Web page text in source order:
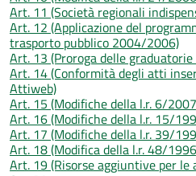
Art. 11 (Società regionali
Art. 12 (Applicazione del
trasporto pubblico 2004/2006)
Art. 13 (Proroga delle graduatorie
Art. 14 (Conformità degli atti
Attiweb)
Art. 15 (Modifiche della l.r. 6/
Art. 16 (Modifiche della l.r. 15/
Art. 17 (Modifiche della l.r. 39/
Art. 18 (Modifica della l.r. 48/
Art. 19 (Risorse aggiuntive per le